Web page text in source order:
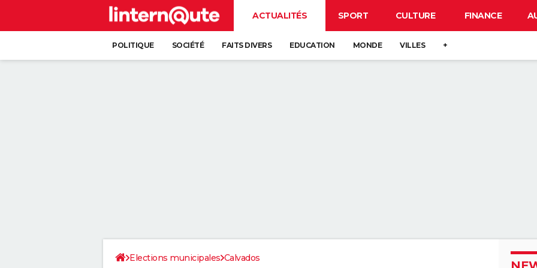
ACTUALITÉS SPORT CULTURE FINANCE
POLITIQUE SOCIÉTÉ FAITS DIVERS EDUCATION MONDE VILLES +
Elections municipales Calvados